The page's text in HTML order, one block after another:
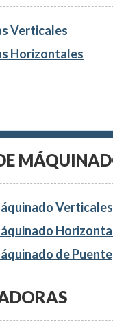
Verticales
Horizontales
Verticales
de Puente